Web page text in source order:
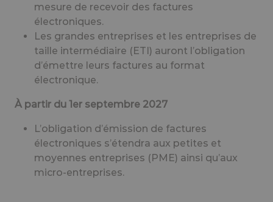
mesure de recevoir des factures
électroniques.
Les grandes entreprises et les entreprises de
taille intermédiaire (ETI) auront l’obligation
d’émettre leurs factures au format
électronique.
À partir du 1er septembre 2027
L’obligation d’émission de factures
électroniques s’étendra aux petites et
moyennes entreprises (PME) ainsi qu’aux
micro-entreprises.